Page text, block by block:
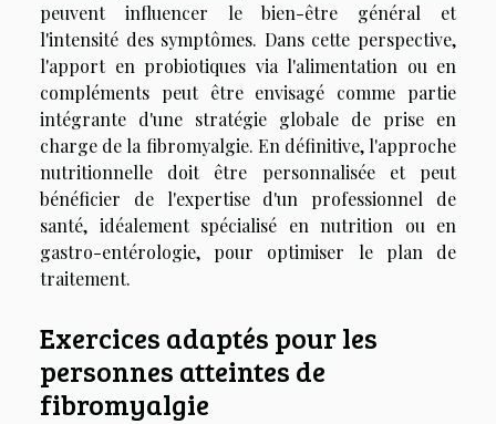
peuvent influencer le bien-être général et
l'intensité des symptômes. Dans cette perspective,
l'apport en probiotiques via l'alimentation ou en
compléments peut être envisagé comme partie
intégrante d'une stratégie globale de prise en
charge de la fibromyalgie. En définitive, l'approche
nutritionnelle doit être personnalisée et peut
bénéficier de l'expertise d'un professionnel de
santé, idéalement spécialisé en nutrition ou en
gastro-entérologie, pour optimiser le plan de
traitement.
Exercices adaptés pour les
personnes atteintes de
fibromyalgie